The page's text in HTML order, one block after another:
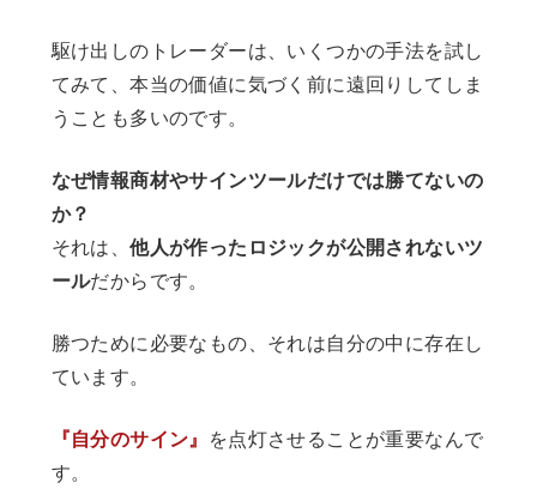
駆け出しのトレーダーは、いくつかの手法を試し
てみて、本当の価値に気づく前に遠回りしてしま
うことも多いのです。
なぜ情報商材やサインツールだけでは勝てないの
か？
それは、他人が作ったロジックが公開されないツ
ールだからです。
勝つために必要なもの、それは自分の中に存在し
ています。
『自分のサイン』
を点灯させることが重要なんで
す。